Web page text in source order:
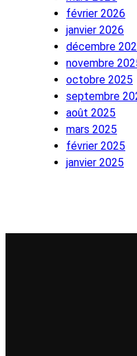
février 2026
janvier 2026
décembre
novembre
octobre 2025
septembre
août 2025
mars 2025
février 2025
janvier 2025